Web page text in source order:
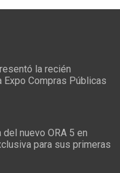
la recién
Expo Compras Públicas
nuevo ORA 5 en
para sus primeras